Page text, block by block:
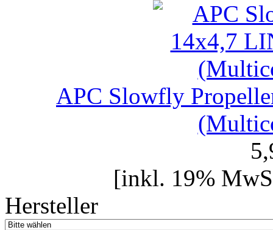
APC Slowfly
[inkl. 19%
Hersteller